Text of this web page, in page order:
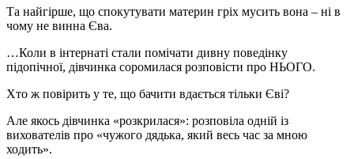
Та найгірше, що спокутувати материн гріх мусить вона – ні в
чому не винна Єва.
…Коли в інтернаті стали помічати дивну поведінку
підопічної, дівчинка соромилася розповісти про НЬОГО.
Хто ж повірить у те, що бачити вдається тільки Єві?
Але якось дівчинка «розкрилася»: розповіла одній із
вихователів про «чужого дядька, який весь час за мною
ходить».